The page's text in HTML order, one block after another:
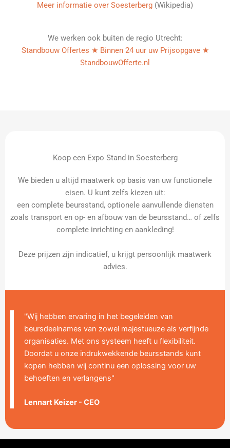
Meer informatie over Soesterberg (Wikipedia)
We werken ook buiten de regio Utrecht:
Standbouw Offertes ★ Binnen 24 uur uw Prijsopgave ★
StandbouwOfferte.nl
Koop een Expo Stand in Soesterberg
We bieden u altijd maatwerk op basis van uw functionele
eisen. U kunt zelfs kiezen uit:
een complete beursstand, optionele aanvullende diensten
zoals transport en op- en afbouw van de beursstand… of zelfs
complete inrichting en aankleding!
Deze prijzen zijn indicatief, u krijgt persoonlijk maatwerk
advies.
"Wij hebben ervaring in het begeleiden van
beursdeelnames van zowel majestueuze als verfijnde
organisaties. Met ons systeem heeft u flexibiliteit.
Doordat u onze indrukwekkende beursstands kunt
kopen hebben wij continu een oplossing voor uw
behoeften en verlangens"
Lennart Keizer - CEO